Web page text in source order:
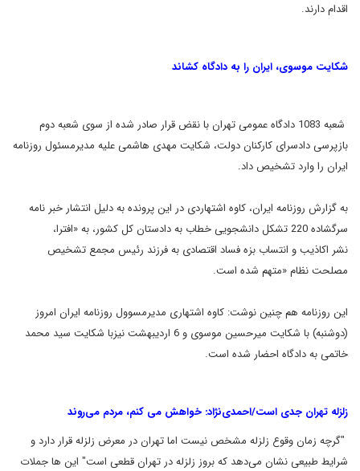
اقدام دارند.
شکایت موسوی، ایران را به دادگاه کشاند
شعبه 1083 دادگاه عمومی
تهران با نقض قرار صادر شده از سوی شعبه دوم
بازپرسی دادسرای کارکناندولت، شکایت مهدی هاشمی علیه مدیرمسئول روزنامه
ایران را وارد تشخیص داد.
بهگزارش روزنامه ایران، کاوه اشتهاردی در این پرونده به دلیل انتشار خبر نامه
سرگشاده 220 تشکل دانشجویی خطاب به دادستان کل کشور، به «افترا،
نشر اکاذیب و انتساب بزه فساد اقتصادی به فرزند رئیس مجمع تشخیص
مصلحت نظام»متهم شده است.
این روزنامه هم چنین نوشت: کاوه اشتهاری مدیرمسوول روزنامه ایران امروز
(دوشنبه) با شکایت میرحسین موسوی و 6 اردیبهشت نیزبا
شکایت سید محمد
خاتمی به دادگاه احضار شده است.
زلزله تهران جدی است/احمدی‌نژاد: خواهش می کنم، مردم می‌روند
"گرچه زمان وقوع زلزله مشخص نيست اما تهران در معرض زلزله قرار دارد و
شرايططبيعى نشان مى‌دهد که بروز زلزله در تهران قطعى است" این ها جملات